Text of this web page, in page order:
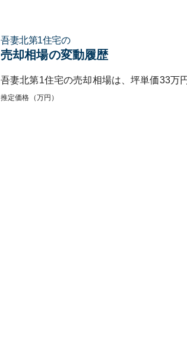
吾妻北第1住宅の
売却相場の変動履歴
吾妻北第1住宅の売却相場は、坪単価33万
推定価格（万円）